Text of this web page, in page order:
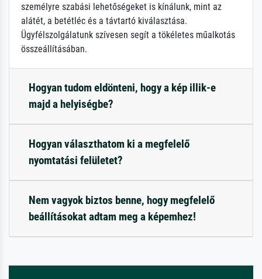
személyre szabási lehetőségeket is kínálunk, mint az
alátét, a betétléc és a távtartó kiválasztása.
Ügyfélszolgálatunk szívesen segít a tökéletes műalkotás
összeállításában.
Hogyan tudom eldönteni, hogy a kép illik-e
majd a helyiségbe?
Hogyan választhatom ki a megfelelő
nyomtatási felületet?
Nem vagyok biztos benne, hogy megfelelő
beállításokat adtam meg a képemhez!